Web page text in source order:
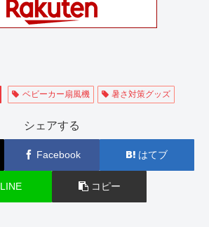
ベビーカー扇風機 暑さ対策グッズ
シェアする
Facebook はてブ
LINE コピー